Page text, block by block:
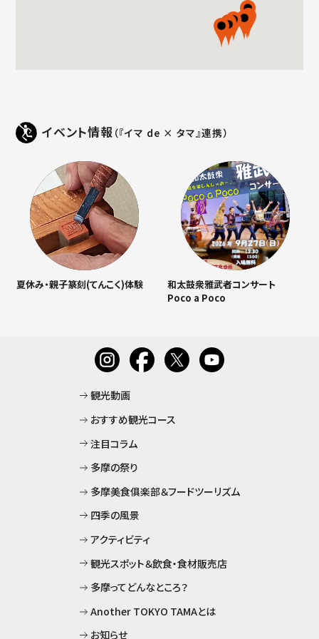
イベント情報 （『イマ de × タマ』連携）
夏休み・親子篆刻(てんこく)体験
和太鼓衆雅武者コンサート
Poco a Poco
観光動画
おすすめ観光コース
注目コラム
多摩の祭り
多摩美食俱楽部＆フードツーリズム
四季の風景
アクティビティ
観光スポット＆飲食・食材販売店
多摩ってどんなところ？
Another TOKYO TAMAとは
お知らせ